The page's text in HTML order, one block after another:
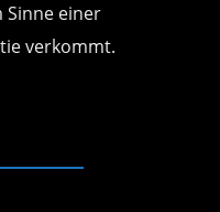
Sinne einer
verkommt.